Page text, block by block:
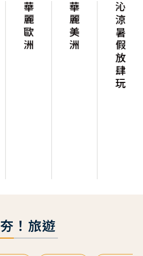
華麗歐洲 華麗美洲 沁涼暑假放肆玩
夯！旅遊